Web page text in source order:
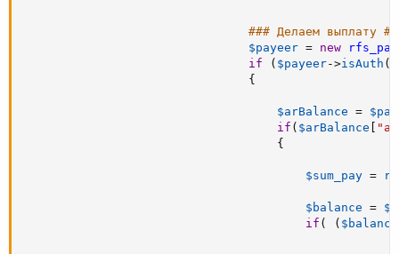
### Делаем выплату
$payeer = new
if
( $payeer->isAuth (
{
$arBalance =
if ( $arBalance
{
$sum_pay =
$balance =
if ( ( $balance